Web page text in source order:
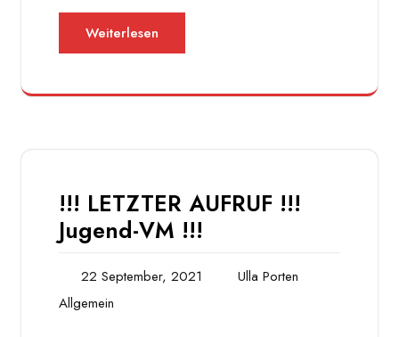
Weiterlesen
!!! LETZTER AUFRUF !!!
Jugend-VM !!!
22 September, 2021
Ulla Porten
Allgemein